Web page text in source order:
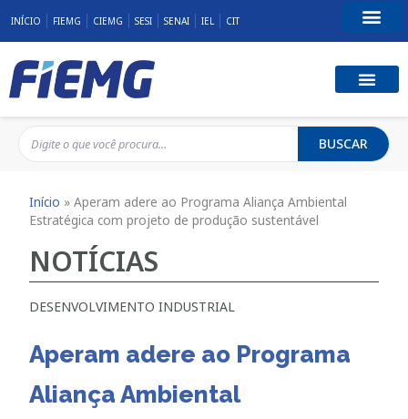
INÍCIO FIEMG CIEMG SESI SENAI IEL CIT
BUSCAR
Início »Aperam adere ao Programa Aliança Ambiental
Estratégica com projeto de produção sustentável
NOTÍCIAS
DESENVOLVIMENTO INDUSTRIAL
Aperam adere ao Programa
Aliança Ambiental